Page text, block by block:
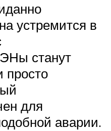
устремится в
станут
просто
для
аварии.